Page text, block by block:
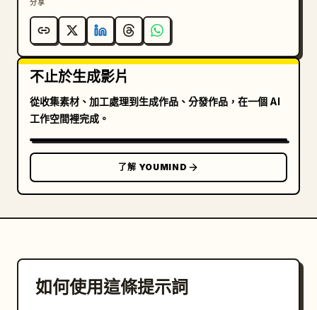
分享
不止於生成影片
從收集素材、加工處理到生成作品、分發作品，在一個 AI
工作空間裡完成。
了解 YOUMIND
如何使用這條提示詞